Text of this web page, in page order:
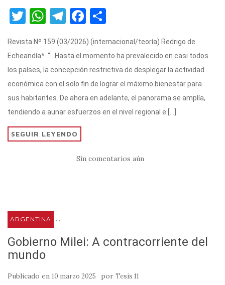
T
it
te
r
W
at
s
A
p
p
T
e
gr
a
m
F
c
e
b
o
o
m
p
ar
ti
r
Revista Nº 159 (03/2026) (internacional/teoría) Redrigo de
Echeandía* “…Hasta el momento ha prevalecido en casi todos
los países, la concepción restrictiva de desplegar la actividad
económica con el solo fin de lograr el máximo bienestar para
sus habitantes. De ahora en adelante, el panorama se amplía,
tendiendo a aunar esfuerzos en el nivel regional e […]
SEGUIR LEYENDO
Sin comentarios aún
ARGENTINA ...
Gobierno Milei: A contracorriente del
mundo
Publicado en 10 marzo 2025 por Tesis 11